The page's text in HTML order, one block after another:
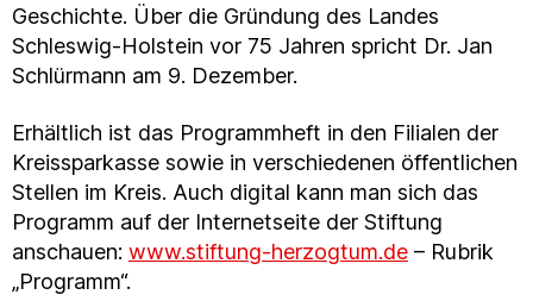
Geschichte. Über die Gründung des Landes
Schleswig-Holstein vor 75 Jahren spricht Dr. Jan
Schlürmann am 9. Dezember.
Erhältlich ist das Programmheft in den Filialen der
Kreissparkasse sowie in verschiedenen öffentlichen
Stellen im Kreis. Auch digital kann man sich das
Programm auf der Internetseite der Stiftung
anschauen: www.stiftung-herzogtum.de – Rubrik
„Programm“.